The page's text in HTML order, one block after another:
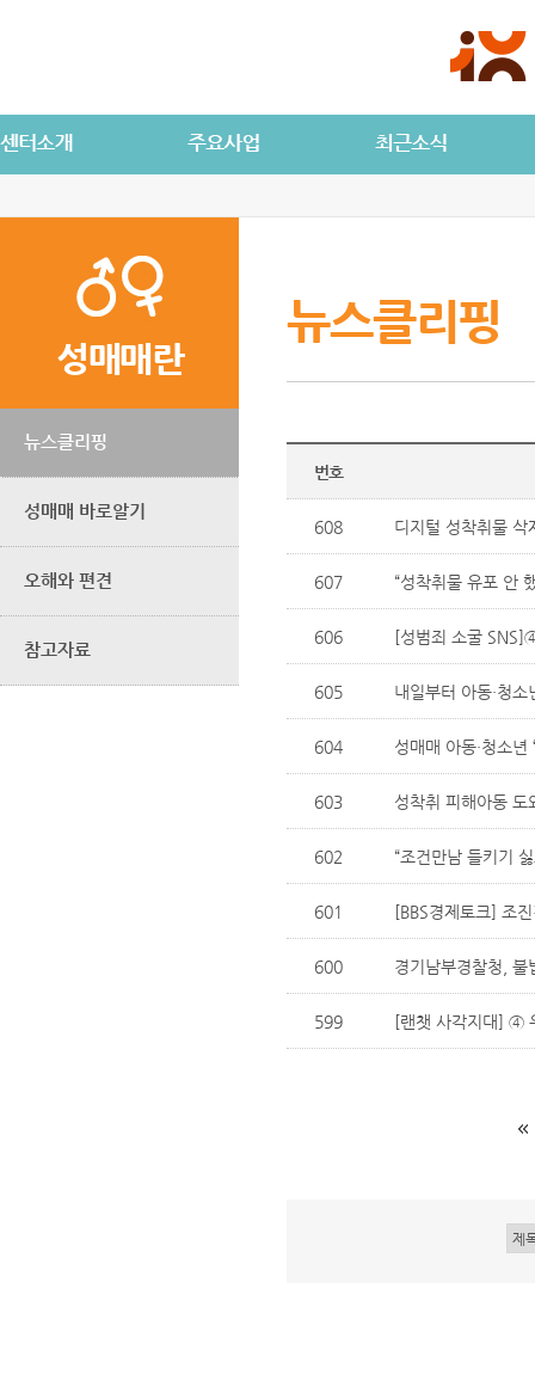
성매매란
뉴스클리핑
성매매 바로알기
오해와 편견
참고자료
뉴스클리핑
번호
608 디지털 성착취물
607 “성착취물 유포 안
606 [성범죄 소굴
605 내일부터 아동·청
604 성매매 아동·청소
603 성착취 피해아동 도
602 “조건만남 들키기
601 [BBS경제토크] 조
600 경기남부경찰청,
599 [랜챗 사각지대] ④